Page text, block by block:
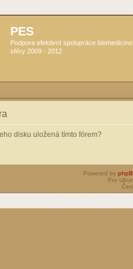
PES
Podpora efektivní spolupráce
sféry 2009 - 2012
disku uložená tímto fórem?
Powered by
Pro